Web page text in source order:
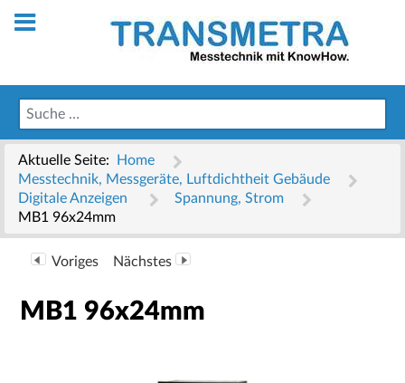
Aktuelle Seite:
Home
Messtechnik, Messgeräte, Luftdichtheit Gebäude
Digitale Anzeigen
Spannung, Strom
MB1 96x24mm
Voriges Nächstes
MB1 96x24mm